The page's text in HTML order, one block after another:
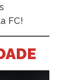
FC!